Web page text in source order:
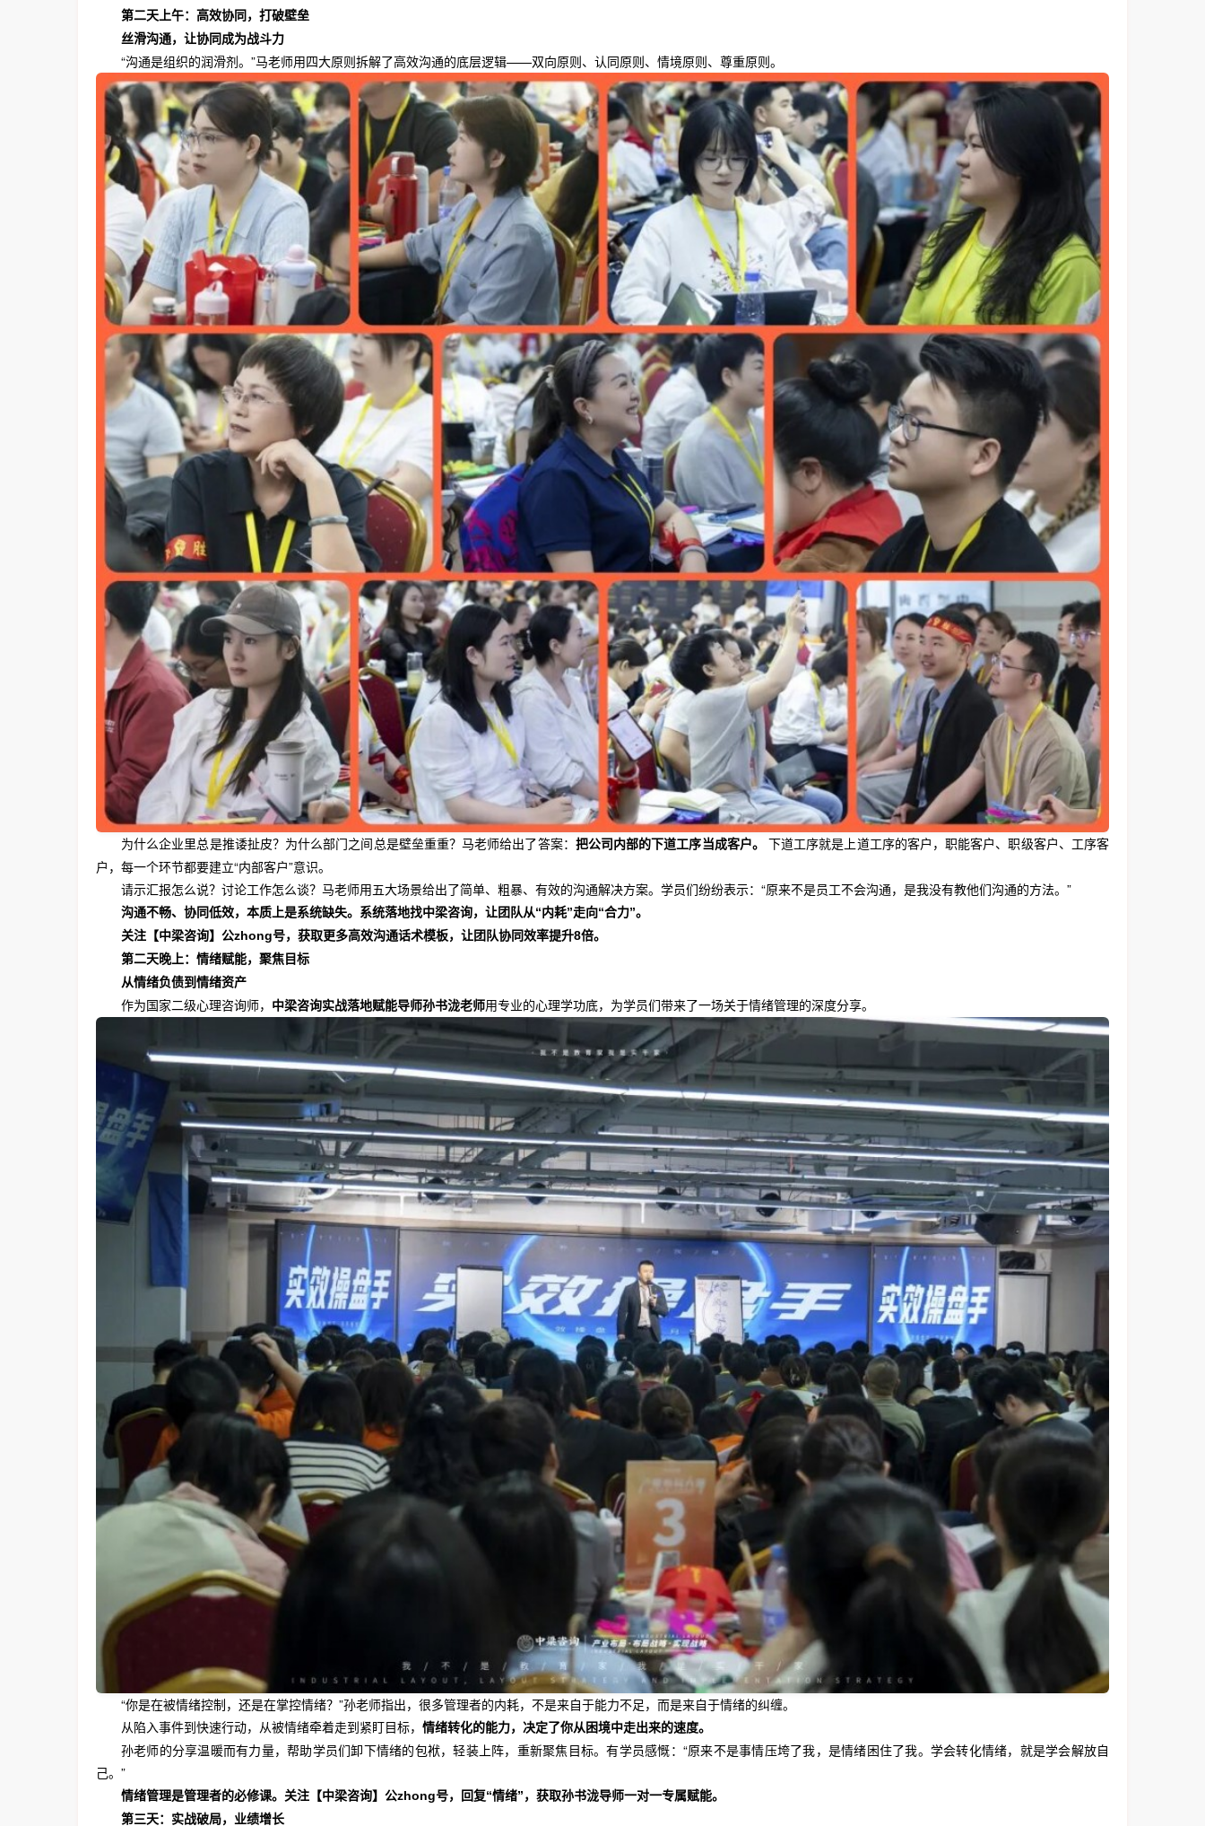
第二天上午：高效协同，打破壁垒
丝滑沟通，让协同成为战斗力
“沟通是组织的润滑剂。”马老师用四大原则拆解了高效沟通的底层逻辑——双向原则、认同原则、情境原则、尊重原则。
为什么企业里总是推诿扯皮？为什么部门之间总是壁垒重重？马老师给出了答案： 把公司内部的下道工序当成客户。
下道工序就是上道工序的客户，职能客户、职级客户、工序客
户，每一个环节都要建立“内部客户”意识。
请示汇报怎么说？讨论工作怎么谈？马老师用五大场景给出了简单、粗暴、有效的沟通解决方案。学员们纷纷表示：“原来不是员工不会沟通，是我没有教他们沟通的方法。”
沟通不畅、协同低效，本质上是系统缺失。系统落地找中梁咨询，让团队从“内耗”走向“合力”。
关注【中梁咨询】 公zhong号，获取更多高效沟通话术模板，让团队协同效率提升8倍。
第二天晚上：情绪赋能，聚焦目标
从情绪负债到情绪资产
作为国家二级心理咨询师， 中梁咨询实战落地赋能导师孙书泷老师用专业的心理学功底，为学员们带来了一场关于情绪管理的深度分享。
“你是在被情绪控制，还是在掌控情绪？”孙老师指出，很多管理者的内耗，不是来自于能力不足，而是来自于情绪的纠缠。
从陷入事件到快速行动，从被情绪牵着走到紧盯目标， 情绪转化的能力，决定了你从困境中走出来的速度。
孙老师的分享温暖而有力量，帮助学员们卸下情绪的包袱，轻装上阵，重新聚焦目标。有学员感慨：“原来不是事情压垮了我，是情绪困住了我。学会转化情绪，就是学会解放自
己。”
情绪管理是管理者的必修课。关注【中梁咨询】 公zhong号，回复“情绪”，获取孙书泷导师一对一专属赋能。
第三天：实战破局，业绩增长